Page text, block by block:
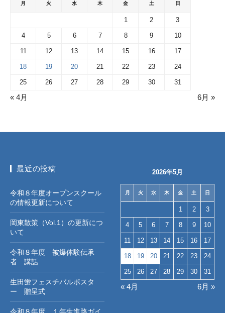
月 火 水 木 金 土 日
1 2 3
4 5 6 7 8 9 10
11 12 13 14 15 16 17
18 19 20 21 22 23 24
25 26 27 28 29 30 31
« 4月 6月 »
最近の投稿
令和８年度オープンスクール
の情報更新について
岡東散策（Vol.1）の更新につ
いて
令和８年度 被爆体験伝承
者 講話
生田蛍フェスチバルポスタ
ー 贈呈式
2026年5月
月 火 水 木 金 土 日
1 2 3
4 5 6 7 8 9 10
11 12 13 14 15 16 17
18 19 20 21 22 23 24
25 26 27 28 29 30 31
« 4月 6月 »